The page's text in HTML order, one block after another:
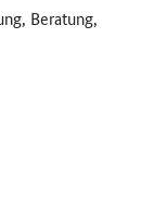
Beratung,